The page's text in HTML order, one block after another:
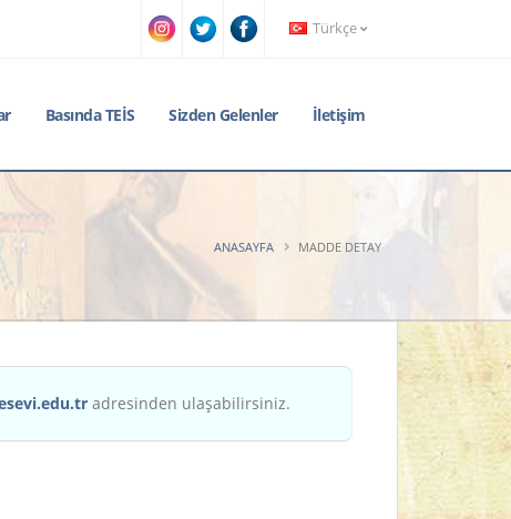
Türkçe
Basında TEİS Sizden Gelenler İletişim
ANASAYFA MADDE DETAY
adresinden ulaşabilirsiniz.